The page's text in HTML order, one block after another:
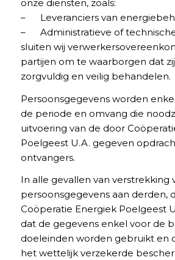
onze diensten, zoals:
– Leveranciers van
– Administratieve of
sluiten wij
partijen om te waarborgen dat
zorgvuldig en veilig behandelen.
Persoonsgegevens worden
de periode en omvang die
uitvoering van de door
Poelgeest U.A. gegeven
ontvangers.
In alle gevallen van verstrekking
persoonsgegevens aan derden,
Coöperatie Energiek Poelgeest
dat de gegevens enkel voor de
doeleinden worden gebruikt en
het wettelijk verzekerde